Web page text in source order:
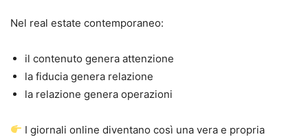
Nel real estate contemporaneo:
il contenuto genera attenzione
la fiducia genera relazione
la relazione genera operazioni
I giornali online diventano così una vera e propria